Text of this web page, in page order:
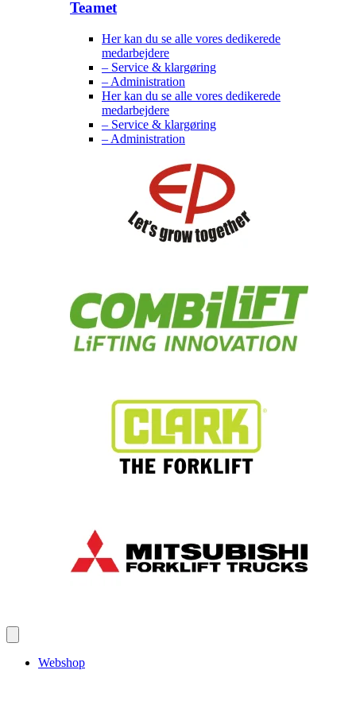
Teamet
Her kan du se alle vores dedikerede
medarbejdere
– Service & klargøring
– Administration
Her kan du se alle vores dedikerede
medarbejdere
– Service & klargøring
– Administration
Webshop